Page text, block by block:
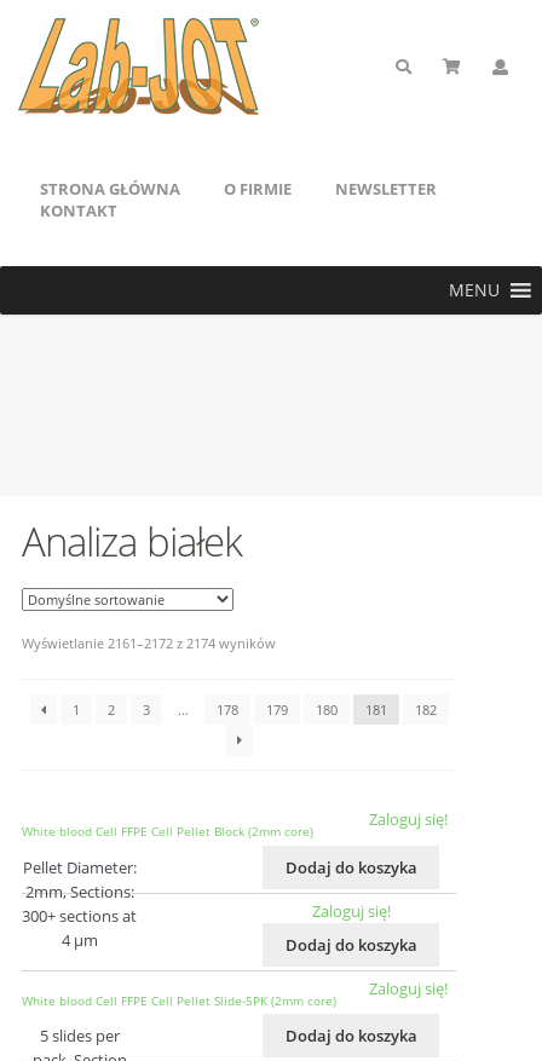
STRONA GŁÓWNA O FIRMIE
NEWSLETTER
KONTAKT
MENU
Analiza białek
Wyświetlanie 2161–2172 z 2174 wyników
1 2 3 … 178 179 180 181 182
White blood Cell FFPE Cell Pellet Block (2mm core)
Pellet Diameter:
2mm, Sections:
300+ sections at
4 µm
Zaloguj się!
Dodaj do koszyka
White blood Cell FFPE Cell Pellet Slide-5PK (2mm core)
5 slides per
Zaloguj się!
Dodaj do koszyka
Zaloguj się!
Dodaj do koszyka